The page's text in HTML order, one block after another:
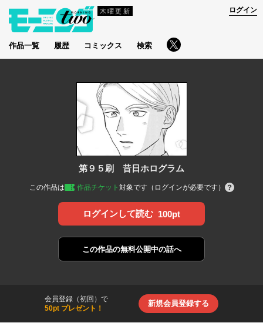
木曜更新
作品一覧 履歴 コミックス 検索
ログイン
第９５刷 昔日ホログラム
この作品は 作品チケット 対象です（ログインが必要です）
ログインして読む 100pt
この作品の無料公開中の話へ
会員登録（初回）で
50pt プレゼント！
新規会員登録する